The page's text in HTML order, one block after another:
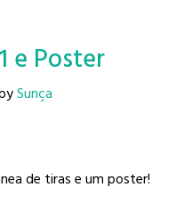
e Poster
Sunça
de tiras e um poster!